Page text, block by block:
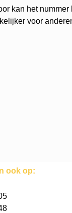
kan het
voor
ook op: